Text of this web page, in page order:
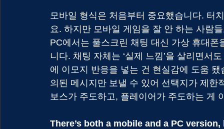
모바일 형식은 처음부터 중요했습니다. 터
요. 하지만 모바일 게임을 잘 안 하는 사람
PC에서는 풀스크린 채팅 대신 가상 휴대
니다. 채팅 자체는 ‘실제 느낌’을 살리면서
에 이모지 반응을 넣는 건 현실감에 도움
의된 메시지만 보낼 수 있어 선택지가 제
보스가 주도하고, 플레이어가 주도하는 게
There’s both a mobile and a PC